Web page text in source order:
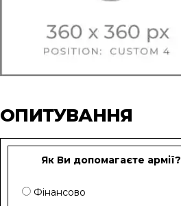
ОПИТУВАННЯ
Як Ви допомагаєте армії?
Фінансово